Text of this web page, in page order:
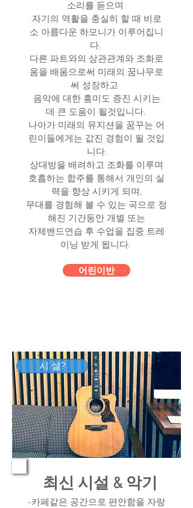
소리를 듣으며
자기의 역활을 충실히 할 때 비로
소 아름다운 하모니가 이루어집니
다.
다른 파트와의 상관관계와 조화로
움을 배움으로써 미래의 꿈나무로
써 성장하고
음악에 대한 흥미도 증진 시키는
데 큰 도움이 될것입니다.
나아가 미래의 뮤지션을 꿈꾸는 어
린이들에게는 값진 경험이 될 것입
니다.
상대방을 배려하고 조화를 이루며
호흡하는 합주를 통해서 개인의 실
력을 향상 시키게 되며,
무대를 경험해 볼 수 있는 곡으로 정
해진 기간동안 개별 또는
자체밴드연습 후 수업을 집중 트레
이닝 받게 됩니다.
어린이반
시 설?
최신 시설 & 악기
-카페같은 공간으로 편안함을 자랑